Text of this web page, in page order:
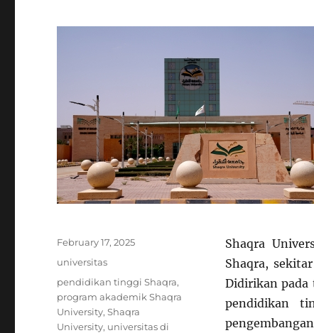
Shaqra
Shaqra,
Didirikan
pendidikan
Posted
February 17, 2025
Categories
universitas
Tags
pendidikan tinggi Shaqra,
program akademik Shaqra
University,Shaqra
University, universitas di